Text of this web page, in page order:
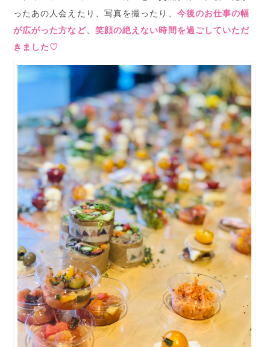
ったあの人会えたり、写真を撮ったり、 今後のお仕事の幅
が広がった方など、笑顔の絶えない時間を過ごしていただ
きました♡